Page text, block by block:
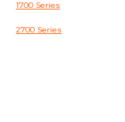
1700 Series
2700 Series